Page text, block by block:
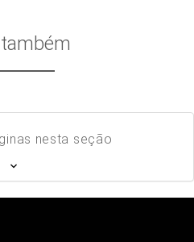
nesta seção